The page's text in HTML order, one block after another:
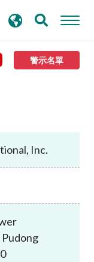
警示名單
Inc.
Pudong